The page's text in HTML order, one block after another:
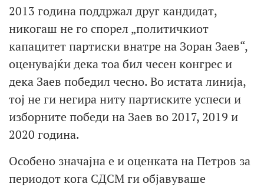
2013 година поддржал друг кандидат,
никогаш не го спорел „политичкиот
капацитет партиски внатре на Зоран Заев“,
оценувајќи дека тоа бил чесен конгрес и
дека Заев победил чесно. Во истата линија,
тој не ги негира ниту партиските успеси и
изборните победи на Заев во 2017, 2019 и
2020 година.
Особено значајна е и оценката на Петров за
периодот кога СДСМ ги објавуваше